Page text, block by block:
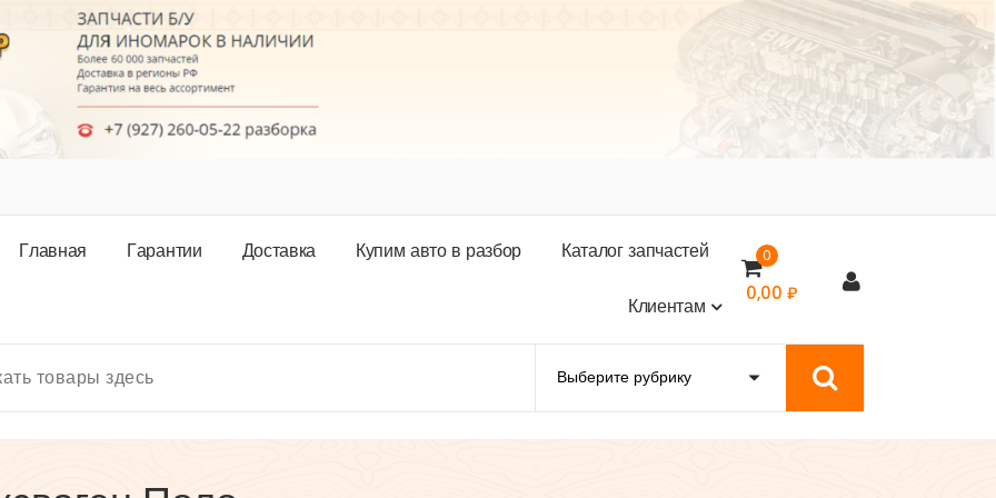
Главная Гарантии Доставка Купим авто в разбор Каталогзапчастей
Клиентам
0
0,00 ₽